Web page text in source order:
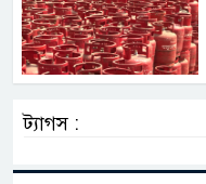
ট্যাগস :